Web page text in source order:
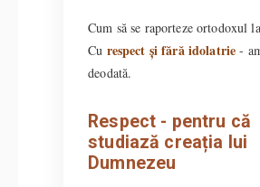
Cum să se raporteze ortodoxul
Cu respect și fără idolatrie -
deodată.
Respect - pentru că
studiază creația lui
Dumnezeu